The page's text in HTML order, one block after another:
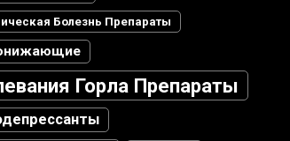
Болезнь Препараты
Горла Препараты